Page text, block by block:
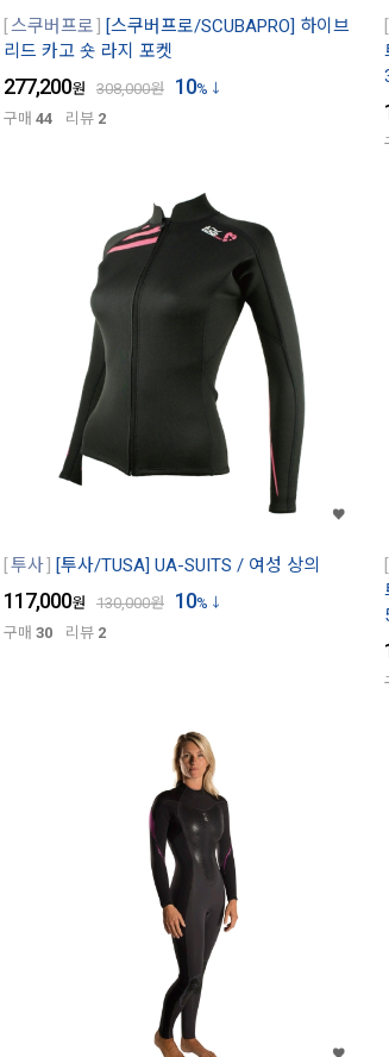
스쿠버프로
[스쿠버프로/SCUBAPRO] 하이브
리드 카고 숏 라지 포켓
277,200원 308,000원 10%
구매 44 리뷰 2
투사 [투사/TUSA] UA-SUITS / 여성 상의
117,000원 130,000원 10%
구매 30 리뷰 2